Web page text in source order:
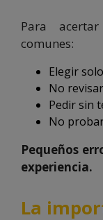
Para
comunes:
Elegir
No
Pedir sin
No
Pequeños
experiencia.
La